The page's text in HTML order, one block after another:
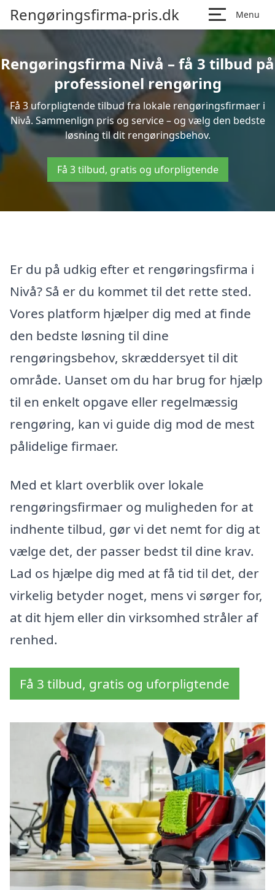
Rengøringsfirma-pris.dk Menu
Rengøringsfirma Nivå – få 3 tilbud på
professionel rengøring
Få 3 uforpligtende tilbud fra lokale rengøringsfirmaer i
Nivå. Sammenlign pris og service – og vælg den bedste
løsning til dit rengøringsbehov.
Få 3 tilbud, gratis og uforpligtende
Er du på udkig efter et rengøringsfirma i
Nivå? Så er du kommet til det rette sted.
Vores platform hjælper dig med at finde
den bedste løsning til dine
rengøringsbehov, skræddersyet til dit
område. Uanset om du har brug for hjælp
til en enkelt opgave eller regelmæssig
rengøring, kan vi guide dig mod de mest
pålidelige firmaer.
Med et klart overblik over lokale
rengøringsfirmaer og muligheden for at
indhente tilbud, gør vi det nemt for dig at
vælge det, der passer bedst til dine krav.
Lad os hjælpe dig med at få tid til det, der
virkelig betyder noget, mens vi sørger for,
at dit hjem eller din virksomhed stråler af
renhed.
Få 3 tilbud, gratis og uforpligtende